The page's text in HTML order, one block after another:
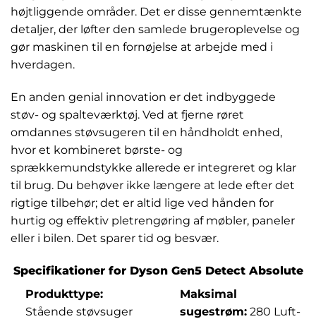
højtliggende områder. Det er disse gennemtænkte
detaljer, der løfter den samlede brugeroplevelse og
gør maskinen til en fornøjelse at arbejde med i
hverdagen.
En anden genial innovation er det indbyggede
støv- og spalteværktøj. Ved at fjerne røret
omdannes støvsugeren til en håndholdt enhed,
hvor et kombineret børste- og
sprækkemundstykke allerede er integreret og klar
til brug. Du behøver ikke længere at lede efter det
rigtige tilbehør; det er altid lige ved hånden for
hurtig og effektiv pletrengøring af møbler, paneler
eller i bilen. Det sparer tid og besvær.
Specifikationer for Dyson Gen5 Detect Absolute
Produkttype:
Stående støvsuger
Maksimal
sugestrøm:280 Luft-